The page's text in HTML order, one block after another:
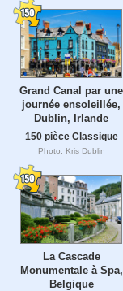
Grand Canal par une
journée ensoleillée,
Dublin, Irlande
150 pièce Classique
Photo: Kris Dublin
La Cascade
Monumentale à Spa,
Belgique